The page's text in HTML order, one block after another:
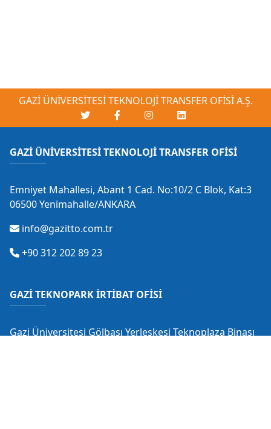
GAZİ ÜNİVERSİTESİ TEKNOLOJİ TRANSFER OFİSİ A.Ş.
GAZİ ÜNİVERSİTESİ TEKNOLOJİ TRANSFER OFİSİ
Emniyet Mahallesi, Abant 1 Cad. No:10/2 C Blok, Kat:3
06500 Yenimahalle/ANKARA
info@gazitto.com.tr
+90 312 202 89 23
GAZİ TEKNOPARK İRTİBAT OFİSİ
Gazi Üniversitesi Gölbaşı Yerleşkesi Teknoplaza Binası